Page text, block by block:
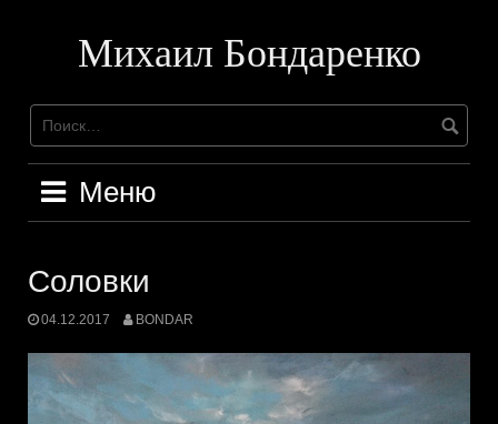
содержимомуМихаил Бондаренко
Меню
Соловки
04.12.2017 BONDAR